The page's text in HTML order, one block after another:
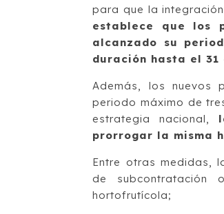
para que la
establece que los
alcanzado su
duración hasta el 31
Además, los nuevos
periodo máximo de
estrategia nacional,
prorrogar la misma
Entre otras medidas,
de subcontratación
hortofrutícola;